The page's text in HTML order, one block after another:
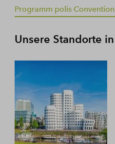
Programm polis
Unsere Standorte